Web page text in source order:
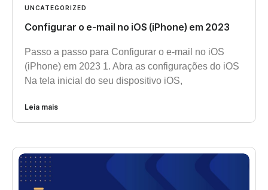
UNCATEGORIZED
Configurar o e-mail no iOS (iPhone) em 2023
Passo a passo para Configurar o e-mail no iOS
(iPhone) em 2023 1. Abra as configurações do iOS
Na tela inicial do seu dispositivo iOS,
Leia mais